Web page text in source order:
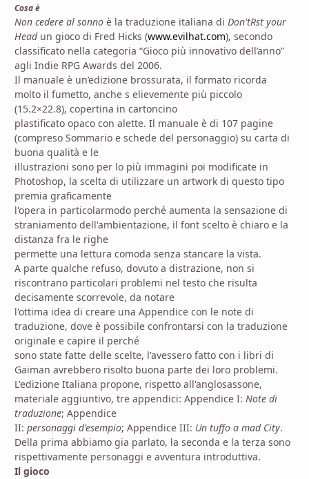
Cosa è
Non cedere al sonno è la traduzione italiana di Don'tRst your
Headun gioco di Fred Hicks (www.evilhat.com), secondo
classificato nella categoria “Gioco più innovativo dell’anno”
agli Indie RPG Awards del 2006.
Il manuale è un’edizione brossurata, il formato ricorda
molto il fumetto, anche s elievemente più piccolo
(15.2×22.8), copertina in cartoncino
plastificato opaco con alette. Il manuale è di 107 pagine
(compreso Sommario e schede del personaggio) su carta di
buona qualità e le
illustrazioni sono per lo più immagini poi modificate in
Photoshop, la scelta di utilizzare un artwork di questo tipo
premia graficamente
l'opera in particolarmodo perché aumenta la sensazione di
straniamento dell'ambientazione, il font scelto è chiaro e la
distanza fra le righe
permette una lettura comoda senza stancare la vista.
A parte qualche refuso, dovuto a distrazione, non si
riscontrano particolari problemi nel testo che risulta
decisamente scorrevole, da notare
l'ottima idea di creare una Appendice con le note di
traduzione, dove è possibile confrontarsi con la traduzione
originale e capire il perché
sono state fatte delle scelte, l'avessero fatto con i libri di
Gaiman avrebbero risolto buona parte dei loro problemi.
L'edizione Italiana propone, rispetto all'anglosassone,
materiale aggiuntivo, tre appendici: Appendice I: Note di
traduzione; Appendice
II: personaggi d'esempio; Appendice III: Un tuffo a mad City.
Della prima abbiamo gia parlato, la seconda e la terza sono
rispettivamente personaggi e avventura introduttiva.
Il gioco